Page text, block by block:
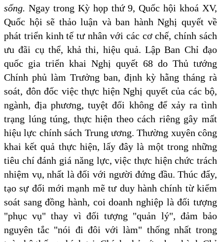
sống. Ngay trong Kỳ họp thứ 9, Quốc hội khoá XV,
Quốc hội sẽ thảo luận và ban hành Nghị quyết về
phát triển kinh tế tư nhân với các cơ chế, chính sách
ưu đãi cụ thể, khả thi, hiệu quả. Lập Ban Chỉ đạo
quốc gia triển khai Nghị quyết 68 do Thủ tướng
Chính phủ làm Trưởng ban, định kỳ hằng tháng rà
soát, đôn đốc việc thực hiện Nghị quyết của các bộ,
ngành, địa phương, tuyệt đối không để xảy ra tình
trạng lúng túng, thực hiện theo cách riêng gây mất
hiệu lực chính sách Trung ương. Thường xuyên công
khai kết quả thực hiện, lấy đây là một trong những
tiêu chí đánh giá năng lực, việc thực hiện chức trách
nhiệm vụ, nhất là đối với người đứng đầu. Thúc đẩy,
tạo sự đổi mới mạnh mẽ tư duy hành chính từ kiểm
soát sang đồng hành, coi doanh nghiệp là đối tượng
"phục vụ" thay vì đối tượng "quản lý", đảm bảo
nguyên tắc "nói đi đôi với làm" thống nhất trong